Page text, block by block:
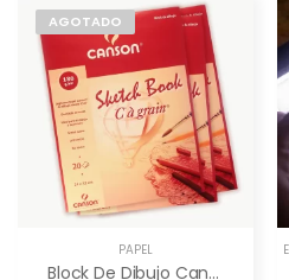
AGOTADO
PAPEL
Block De Dibujo Canson